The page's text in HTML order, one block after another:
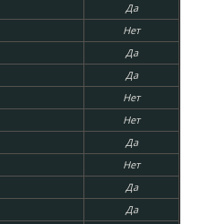
Да
Нет
Да
Да
Нет
Нет
Да
Нет
Да
Да